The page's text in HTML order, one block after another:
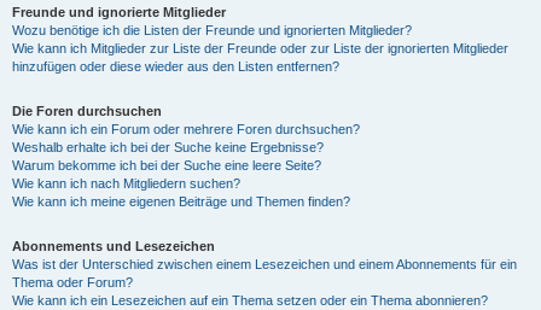
Freunde und ignorierte Mitglieder
Wozu benötige ich die Listen der Freunde und ignorierten Mitglieder?
Wie kann ich Mitglieder zur Liste der Freunde oder zur Liste der ignorierten Mitglieder
hinzufügen oder diese wieder aus den Listen entfernen?
Die Foren durchsuchen
Wie kann ich ein Forum oder mehrere Foren durchsuchen?
Weshalb erhalte ich bei der Suche keine Ergebnisse?
Warum bekomme ich bei der Suche eine leere Seite?
Wie kann ich nach Mitgliedern suchen?
Wie kann ich meine eigenen Beiträge und Themen finden?
Abonnements und Lesezeichen
Was ist der Unterschied zwischen einem Lesezeichen und einem Abonnements für ein
Thema oder Forum?
Wie kann ich ein Lesezeichen auf ein Thema setzen oder ein Thema abonnieren?